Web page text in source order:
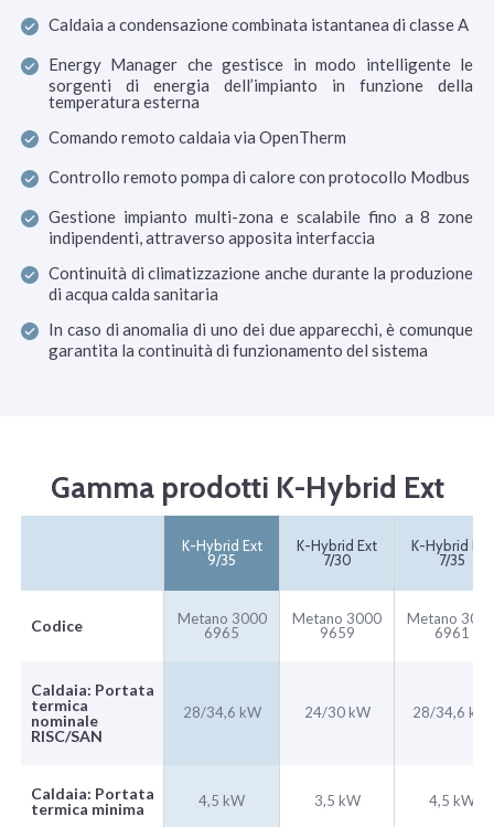
Caldaia a condensazione combinata istantanea di classe A
Energy Manager che gestisce in modo intelligente le
sorgenti di energia dell’impianto in funzione della
temperatura esterna
Comando remoto caldaia via OpenTherm
Controllo remoto pompa di calore con protocollo Modbus
Gestione impianto multi-zona e scalabile fino a 8 zone
indipendenti, attraverso apposita interfaccia
Continuità di climatizzazione anche durante la produzione
di acqua calda sanitaria
In caso di anomalia di uno dei due apparecchi, è comunque
garantita la continuità di funzionamento del sistema
Gamma prodotti K-Hybrid Ext
K-Hybrid Ext
9/35
K-Hybrid Ext
7/30
K-Hybrid Ext
7/35
Codice
Metano 3000
6965
Metano 3000
9659
Metano
6961
Caldaia: Portata
termica
nominale
RISC/SAN
28/34,6 kW 24/30 kW 28/34,6 kW
Caldaia: Portata
termica minima
4,5 kW 3,5 kW 4,5 kW